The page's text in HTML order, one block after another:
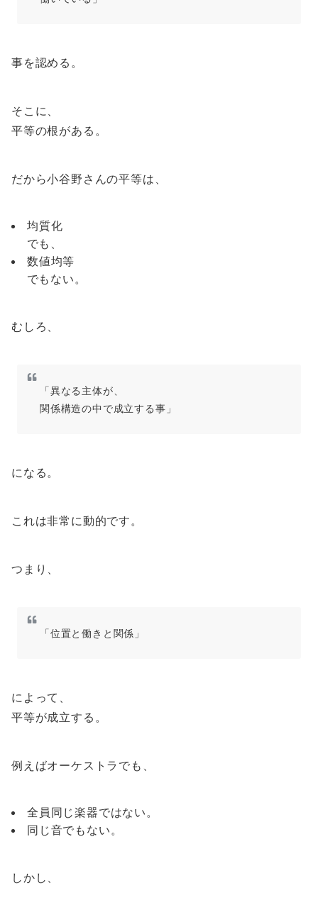
事を認める。
そこに、
平等の根がある。
だから小谷野さんの平等は、
均質化
でも、
数値均等
でもない。
むしろ、
「異なる主体が、
関係構造の中で成立する事」
になる。
これは非常に動的です。
つまり、
「位置と働きと関係」
によって、
平等が成立する。
例えばオーケストラでも、
全員同じ楽器ではない。
同じ音でもない。
しかし、